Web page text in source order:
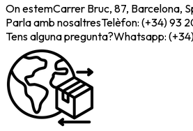
On estemCarrer Bruc, 87, Barcelona,
Parla amb nosaltresTelèfon: (+34) 93
Tens alguna pregunta?Whatsapp: